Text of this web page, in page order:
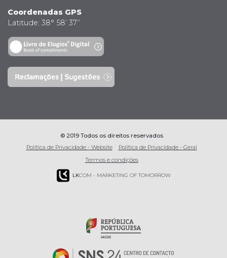
Coordenadas GPS
Latitude: 38° 58’ 37’’
© 2019 Todos os direitos reservados
Política de Privacidade - Website
Política de Privacidade - Geral
Termos e condições
LKCOM - MARKETING OF TOMORROW